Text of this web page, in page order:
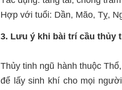
Hợp với tuổi: Dần, Mão, Tỵ,
3. Lưu ý khi bài trí cầu thủy
Thủy tinh ngũ hành thuộc
để lấy sinh khí cho mọi